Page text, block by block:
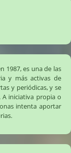
1987, es una de las
y más activas de
y periódicas, y se
iniciativa propia o
intenta aportar